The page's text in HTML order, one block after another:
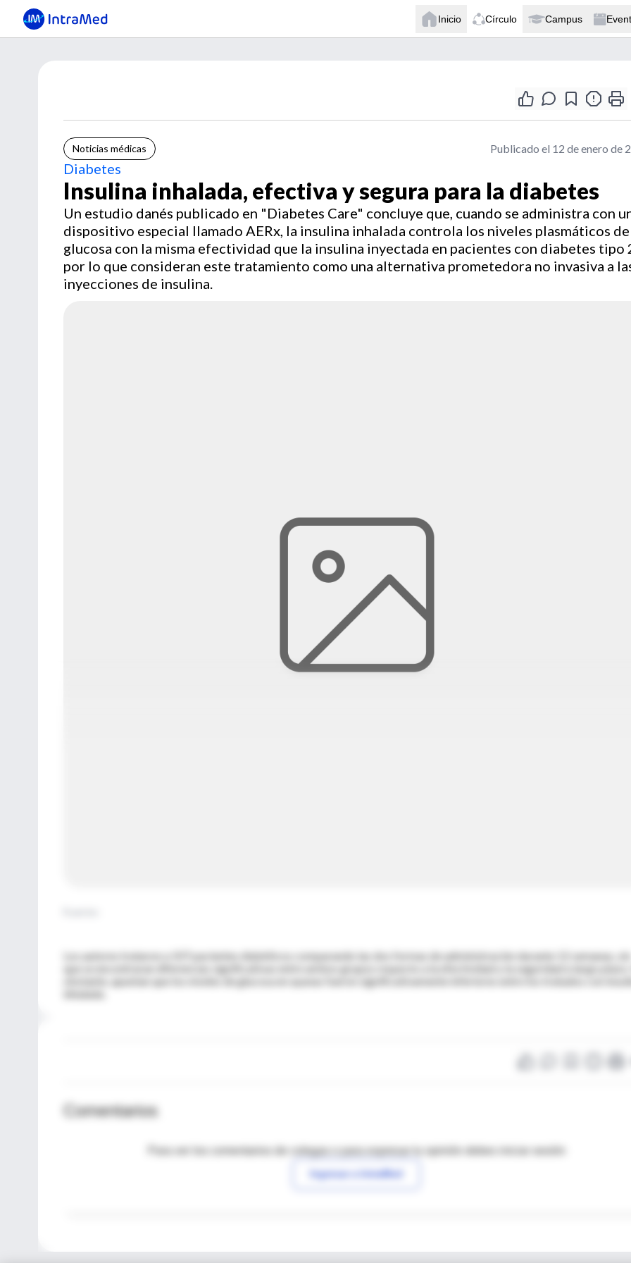
Inicio Círculo Campus
Noticias médicas Publicado el 12 de enero de
Diabetes
Insulina inhalada, efectiva y segura para la diabetes
Un estudio danés publicado en "Diabetes Care" concluye que, cuando se administra con
dispositivo especial llamado AERx, la insulina inhalada controla los niveles plasmáticos de
glucosa con la misma efectividad que la insulina inyectada en pacientes con diabetes tipo
por lo que consideran este tratamiento como una alternativa prometedora no invasiva a
inyecciones de insulina.
Los autores trataron a 107 pacientes diabéticos comparando las dos formas de administración durante 12 semanas, sin
que se encontraran diferencias significativas entre ambos grupos respecto a la efectividad y la seguridad a largo plazo.
Comentarios
Para ver los comentarios de colegas o para expresar tu opinión debes iniciar sesión
Ingresar a IntraMed